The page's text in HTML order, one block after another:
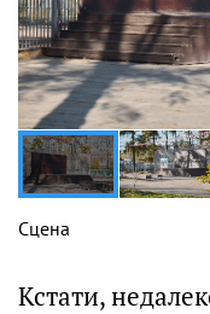
Сцена
Кстати,